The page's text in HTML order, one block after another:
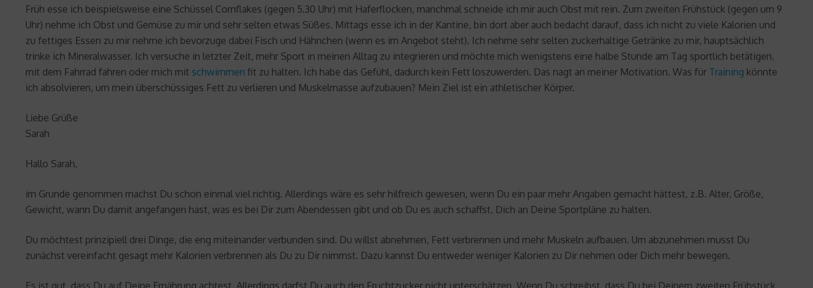
Früh esse ich beispielsweise eine Schüssel Cornflakes (gegen 5.30 Uhr) mit Haferflocken, manchmal schneide ich mir auch Obst mit rein. Zum zweiten Frühstück (gegen um 9
Uhr) nehme ich Obst und Gemüse zu mir und sehr selten etwas Süßes. Mittags esse ich in der Kantine, bin dort aber auch bedacht darauf, dass ich nicht zu viele Kalorien und
zu fettiges Essen zu mir nehme ich bevorzuge dabei Fisch und Hähnchen (wenn es im Angebot steht). Ich nehme sehr selten zuckerhaltige Getränke zu mir, hauptsächlich
trinke ich Mineralwasser. Ich versuche in letzter Zeit, mehr Sport in meinen Alltag zu integrieren und möchte mich wenigstens eine halbe Stunde am Tag sportlich betätigen,
mit dem Fahrrad fahren oder mich mit schwimmen fit zu halten. Ich habe das Gefühl, dadurch kein Fett loszuwerden. Das nagt an meiner Motivation. Was für Training könnte
ich absolvieren, um mein überschüssiges Fett zu verlieren und Muskelmasse aufzubauen? Mein Ziel ist ein athletischer Körper.
Liebe Grüße
Sarah
Hallo Sarah,
im Grunde genommen machst Du schon einmal viel richtig. Allerdings wäre es sehr hilfreich gewesen, wenn Du ein paar mehr Angaben gemacht hättest, z.B. Alter, Größe,
Gewicht, wann Du damit angefangen hast, was es bei Dir zum Abendessen gibt und ob Du es auch schaffst, Dich an Deine Sportpläne zu halten.
Du möchtest prinzipiell drei Dinge, die eng miteinander verbunden sind. Du willst abnehmen, Fett verbrennen und mehr Muskeln aufbauen. Um abzunehmen musst Du
zunächst vereinfacht gesagt mehr Kalorien verbrennen als Du zu Dir nimmst. Dazu kannst Du entweder weniger Kalorien zu Dir nehmen oder Dich mehr bewegen.
Es ist gut, dass Du auf Deine Ernährung achtest. Allerdings darfst Du auch den Fruchtzucker nicht unterschätzen. Wenn Du schreibst, dass Du bei Deinem zweiten Frühstück